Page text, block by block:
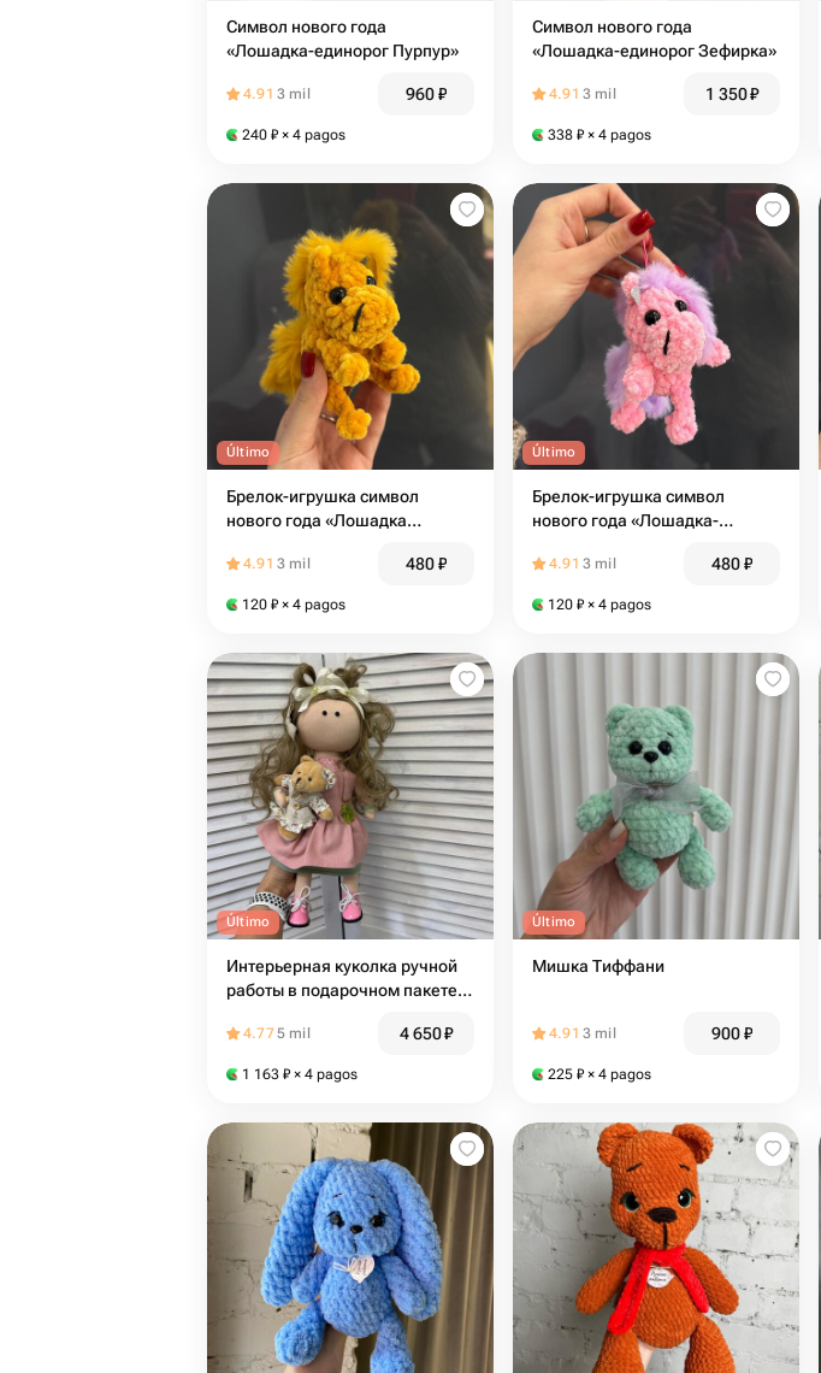
Символ нового года
«Лошадка-единорог Пурпур»
4.91 3 mil 960₽
240 ₽ × 4 pagos
Символ нового года
«Лошадка-единорог Зефирка»
4.91 3 mil 1 350₽
338 ₽ × 4 pagos
Último
Брелок-игрушка символ
нового года «Лошадка
4.91 3 mil 480₽
120 ₽ × 4 pagos
Último
Брелок-игрушка символ
нового года «Лошадка-
4.91 3 mil 480₽
120 ₽ × 4 pagos
Último
Интерьерная куколка ручной
работы в подарочном пакете
4.775 mil 4 650₽
1 163 ₽ × 4 pagos
Último
Мишка Тиффани
4.91 3 mil 900₽
225 ₽ × 4 pagos